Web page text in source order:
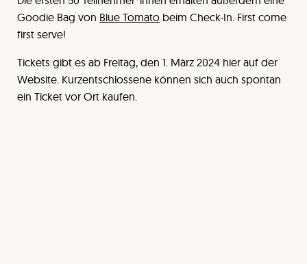
Goodie Bag von Blue Tomato beim Check-In. First come
first serve!
Tickets gibt es ab Freitag, den 1. März 2024 hier auf der
Website. Kurzentschlossene können sich auch spontan
ein Ticket vor Ort kaufen.